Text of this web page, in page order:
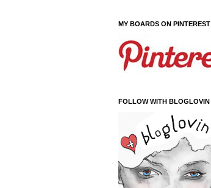
MY BOARDS ON PINTEREST
FOLLOW WITH BLOGLOVIN